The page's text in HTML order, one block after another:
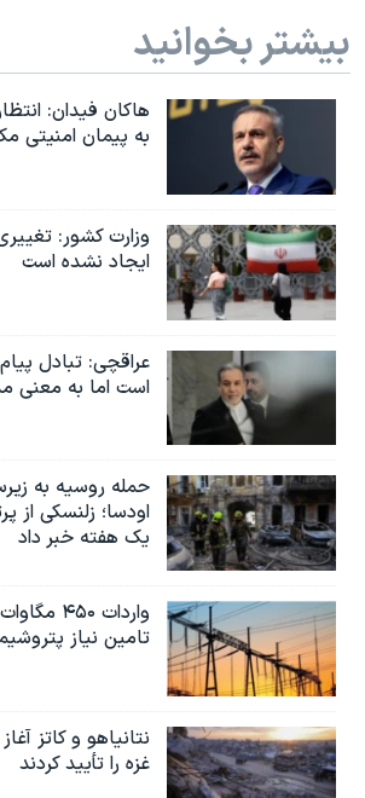
بیشتر بخوانید
هاکان فیدان:
به پیمان امنیتی
وزارت کشور:
ایجاد نشده است
عراقچی: تبادل
است اما به معنی
حمله روسیه به
یک هفته خبر داد
واردات
تامین نیاز
نتانیاهو و کاتز
غزه را تأیید کردند